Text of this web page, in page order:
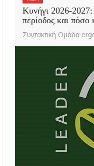
Κυνήγι 2026-2027:
περίοδος και πόσο
Συντακτική Ομάδα